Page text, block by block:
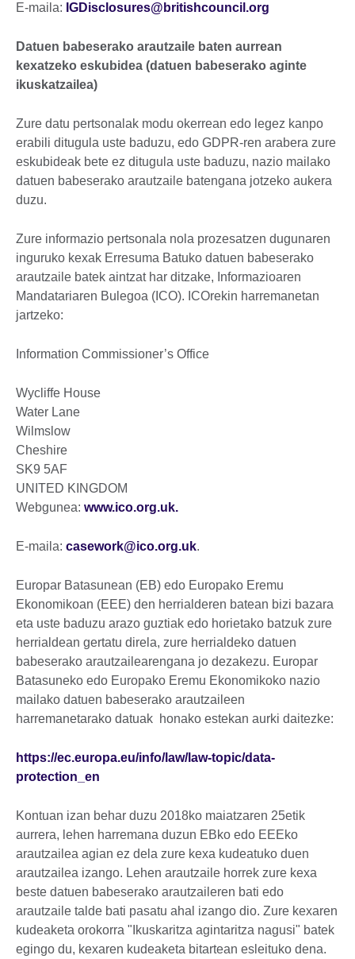
E-maila: IGDisclosures@britishcouncil.org
Datuen babeserako arautzaile baten aurrean
kexatzeko eskubidea (datuen babeserako aginte
ikuskatzailea)
Zure datu pertsonalak modu okerrean edo legez kanpo
erabili ditugula uste baduzu, edo GDPR-ren arabera zure
eskubideak bete ez ditugula uste baduzu, nazio mailako
datuen babeserako arautzaile batengana jotzeko aukera
duzu.
Zure informazio pertsonala nola prozesatzen dugunaren
inguruko kexak Erresuma Batuko datuen babeserako
arautzaile batek aintzat har ditzake, Informazioaren
Mandatariaren Bulegoa (ICO). ICOrekin harremanetan
jartzeko:
Information Commissioner’s Office
Wycliffe House
Water Lane
Wilmslow
Cheshire
SK9 5AF
UNITED KINGDOM
Webgunea: www.ico.org.uk.
E-maila: casework@ico.org.uk.
Europar Batasunean (EB) edo Europako Eremu
Ekonomikoan (EEE) den herrialderen batean bizi bazara
eta uste baduzu arazo guztiak edo horietako batzuk zure
herrialdean gertatu direla, zure herrialdeko datuen
babeserako arautzailearengana jo dezakezu. Europar
Batasuneko edo Europako Eremu Ekonomikoko nazio
mailako datuen babeserako arautzaileen
harremanetarako datuak honako estekan aurki daitezke:
https://ec.europa.eu/info/law/law-topic/data-
protection_en
Kontuan izan behar duzu 2018ko maiatzaren 25etik
aurrera, lehen harremana duzun EBko edo EEEko
arautzailea agian ez dela zure kexa kudeatuko duen
arautzailea izango. Lehen arautzaile horrek zure kexa
beste datuen babeserako arautzaileren bati edo
arautzaile talde bati pasatu ahal izango dio. Zure kexaren
kudeaketa orokorra "Ikuskaritza agintaritza nagusi" batek
egingo du, kexaren kudeaketa bitartean esleituko dena.